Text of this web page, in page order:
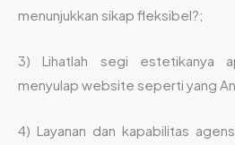
menunjukkan sikap fleksibel?;
3) Lihatlah segi estetikanya
menyulap website seperti yang
4) Layanan dan kapabilitas